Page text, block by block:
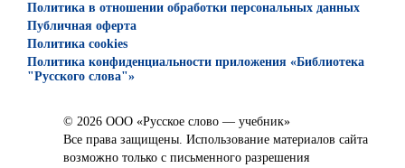
Политика в отношении обработки персональных данных
Публичная оферта
Политика cookies
Политика конфиденциальности приложения «Библиотека
"Русского слова"»
© 2026 ООО «Русское слово — учебник»
Все права защищены. Использование материалов сайта
возможно только с письменного разрешения